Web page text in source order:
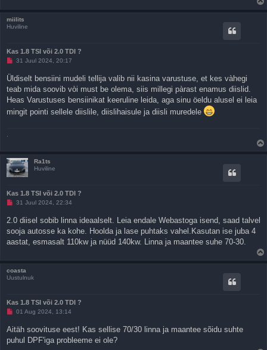
t
u
l
miilits
Huviline
Kas 1.8 TSI või 2.0 TDI ?
L
g
e
m
t
a
t
u
s
31 Juul 2024, 20:17
Üldiselt bensiini mudeli tellija valib nii kasina varustuse, et kes vàhegi
teab mida soovib vòi must be olema, siis millegi pàrast enamus diislid.
Heas Varustuses bensiinikat keeruline leida, aga sinu öeldu alusel ei leia
mingit pointi sellele diislile, diislihaisule ja diisli muredele
l
Ra1ts
Huviline
Kas 1.8 TSI või 2.0 TDI ?
L
g
e
m
t
s
t
u
s
31 Juul 2024, 22:34
2.0 diisel sobib linna ideaalselt. Leia endale Webastoga isend, saad talvel
sooja autosse ka kohe. Hoolda ja lase puhtaks vahel.Kasutan ise juba 4
aastat, esmasalt 110kw ja nüüd 140kw. Linna ja maantee suhe 70-30.
l
coasta
Uustulnuk
Kas 1.8 TSI või 2.0 TDI ?
L
g
e
m
01 Aug 2024, 13:14
Aitäh soovituse eest! Kas sellise 70/30 linna ja maantee sõidu suhte
puhul DPF'iga probleeme ei ole?